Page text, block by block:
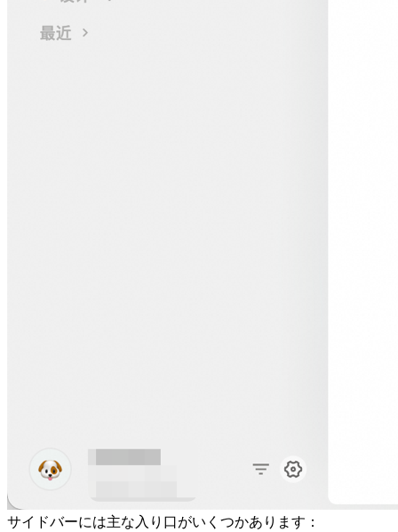
サイドバーには主な入り口がいくつかあります：